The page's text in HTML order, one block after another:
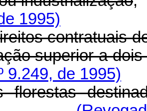
1995)
contratuais
superior a dois
9.249, de 1995)
florestas